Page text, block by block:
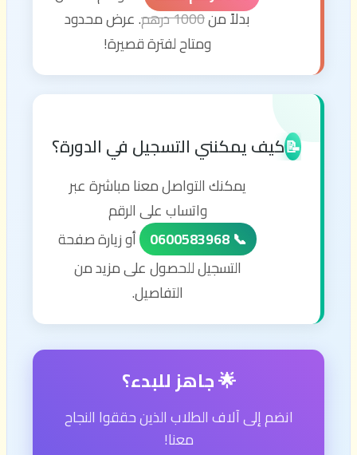
بدلاً من1000 درهم
. عرض محدود
ومتاح لفترة قصيرة!
📝كيف يمكنني التسجيل في الدورة؟
يمكنك التواصل معنا مباشرة عبر
واتساب على الرقم
📞 0600583968
أو زيارة صفحة
التسجيل للحصول على مزيد من
التفاصيل.
🌟 جاهز للبدء؟
انضم إلى آلاف الطلاب الذين حققوا النجاح
معنا!